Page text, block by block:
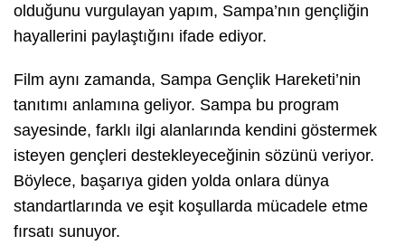
olduğunu vurgulayan yapım, Sampa’nın gençliğin
hayallerini paylaştığını ifade ediyor.
Film aynı zamanda, Sampa Gençlik Hareketi’nin
tanıtımı anlamına geliyor. Sampa bu program
sayesinde, farklı ilgi alanlarında kendini göstermek
isteyen gençleri destekleyeceğinin sözünü veriyor.
Böylece, başarıya giden yolda onlara dünya
standartlarında ve eşit koşullarda mücadele etme
fırsatı sunuyor.